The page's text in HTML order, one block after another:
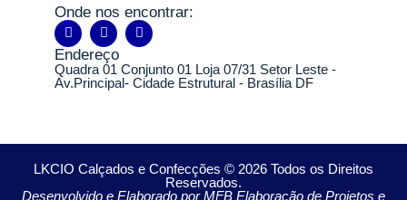
Onde nos encontrar:
Endereço
Quadra 01 Conjunto 01 Loja 07/31 Setor Leste -
Av.Principal- Cidade Estrutural - Brasília DF
LKCIO Calçados e Confecções © 2026 Todos os Direitos
Reservados.
Desenvolvido e Elaborado por MFB Elaboração de Projetos e